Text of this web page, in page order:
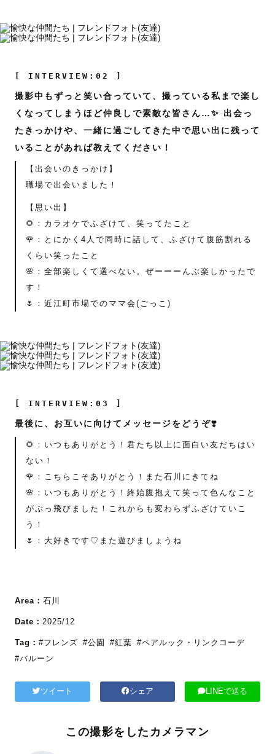
[ INTERVIEW:02 ]
撮影中もずっと笑い合っていて、撮っている私まで楽し
くなってしまうほど仲良しで素敵な皆さん…✨ 出会っ
たきっかけや、一緒に過ごしてきた中で思い出に残って
いることがあれば教えてください！
【出会いのきっかけ】
職場で出会いました！
【思い出】
🌻：カラオケでふざけて、笑ってたこと
🌹：とにかく4人で同時に話して、ふざけて腹筋割れる
くらい笑ったこと
🌸：全部楽しくて選べない。ぜーーーんぶ楽しかったで
す！
🌷：近江町市場でのママ会(ごっこ)
[ INTERVIEW:03 ]
最後に、お互いに向けてメッセージをどうぞ❣️
🌻：いつもありがとう！君たち以上に面白い友だちはい
ない！
🌹：こちらこそありがとう！また石川にきてね
🌸：いつもありがとう！終始腹抱えて笑って色んなこと
がぶっ飛びました！これからも変わらずふざけていこ
う！
🌷：大好きです♡また遊びましょうね
Area： 石川
Date： 2025/12
Tag： #フレンズ #公園 #紅葉 #ペアルック・リンクコーデ
#バルーン
ツイート シェア LINEで送る
この撮影をしたカメラマン